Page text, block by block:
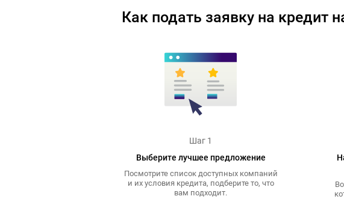
Как подать заявку на кредит
Шаг 1
Выберите лучшее предложение
Посмотрите список доступных компаний
и их условия кредита, подберите то, что
вам подходит.